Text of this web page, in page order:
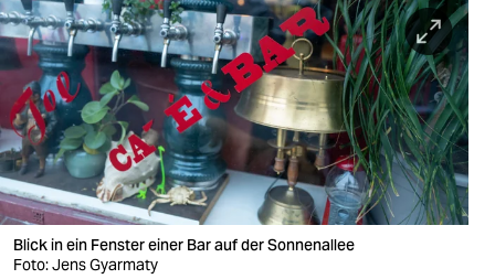
sport
berlin
nord
wahrheit
verlag
verlag
Blick in ein Fenster einer Bar auf der Sonnenallee
Foto: Jens Gyarmaty